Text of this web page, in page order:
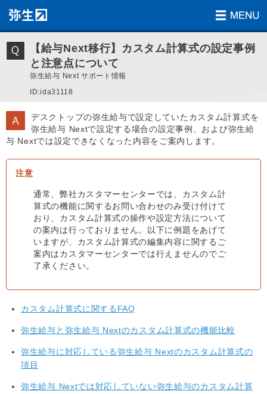
【給与Next移行】カスタム計算式の設定事例
と注意点について
弥生給与 Next サポート情報
ID:ida31118
デスクトップの弥生給与で設定していたカスタム計算式を
弥生給与 Nextで設定する場合の設定事例、および弥生給
与 Nextでは設定できなくなった内容をご案内します。
通常、弊社カスタマーセンターでは、カスタム計
算式の機能に関するお問い合わせのみ受け付けて
おり、カスタム計算式の操作や設定方法について
の案内は行っておりません。以下に例題をあげて
いますが、カスタム計算式の編集内容に関するご
案内はカスタマーセンターでは行えませんのでご
了承ください。
カスタム計算式に関するFAQ
弥生給与と弥生給与 Nextのカスタム計算式の機能比較
弥生給与に対応している弥生給与 Nextのカスタム計算式の
項目
弥生給与 Nextでは対応していない弥生給与のカスタム計算